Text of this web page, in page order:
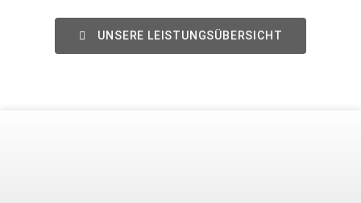
UNSERE LEISTUNGSÜBERSICHT